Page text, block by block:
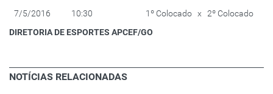
7/5/2016 10:30
1º Colocado x 2º Colocado
DIRETORIA DE ESPORTES APCEF/GO
NOTÍCIAS RELACIONADAS